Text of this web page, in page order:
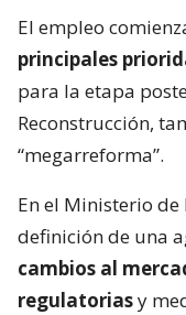
El empleo
principales
para la etapa
Reconstrucción,
“megarreforma”.
En el Ministerio
definición de una
cambios al
regulatoriasy